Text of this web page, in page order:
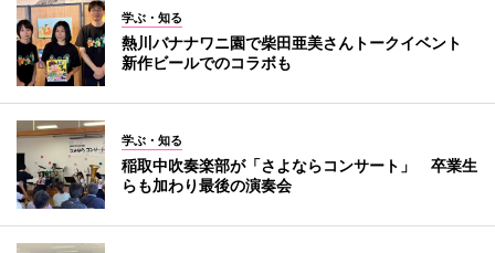
学ぶ・知る
熱川バナナワニ園で柴田亜美さんトークイベント
新作ビールでのコラボも
学ぶ・知る
稲取中吹奏楽部が「さよならコンサート」 卒業生
らも加わり最後の演奏会